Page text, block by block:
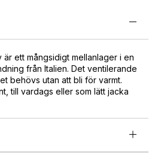
ett mångsidigt mellanlager i en
från Italien. Det ventilerande
behövs utan att bli för varmt.
till vardags eller som lätt jacka